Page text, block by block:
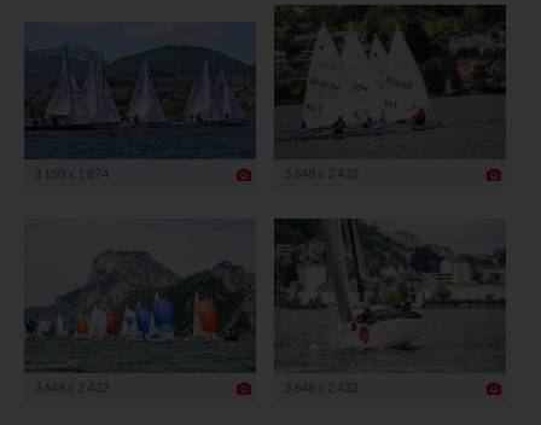
3 150 x 1 874 3 648 x 2 432
3 648 x 2 432 3 648 x 2 432